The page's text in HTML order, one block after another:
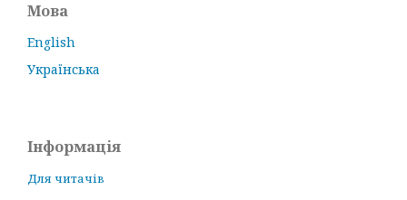
Мова
English
Українська
Інформація
Для читачів